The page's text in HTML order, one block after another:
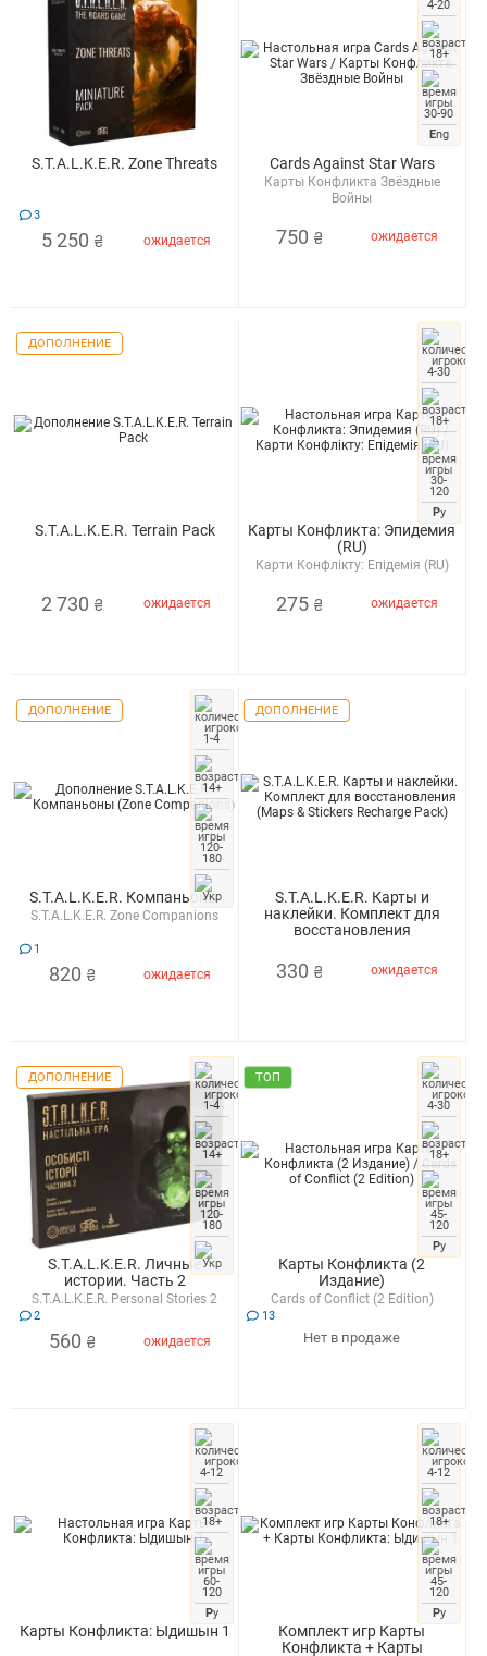
S.T.A.L.K.E.R. Zone Threats
3
5 250 ₴ ожидается
Cards Against Star Wars
Карты Конфликта Звёздные
Войны
4-20
18+
30-90
Eng
750 ₴ ожидается
S.T.A.L.K.E.R. Terrain Pack
ДОПОЛНЕНИЕ
2 730 ₴ ожидается
Карты Конфликта: Эпидемия
(RU)
Карти Конфлікту: Епідемія (RU)
4-30
18+
30-
120
Ру
275 ₴ ожидается
S.T.A.L.K.E.R. Компаньоны
S.T.A.L.K.E.R. Zone Companions
1-4
14+
120-
180
ДОПОЛНЕНИЕ
1
820 ₴ ожидается
S.T.A.L.K.E.R. Карты и
наклейки. Комплект для
восстановления
Recharge Pack
ДОПОЛНЕНИЕ
330 ₴ ожидается
S.T.A.L.K.E.R. Личные
истории. Часть 2
S.T.A.L.K.E.R. Personal Stories 2
1-4
14+
120-
180
ДОПОЛНЕНИЕ
2
560 ₴ ожидается
Карты Конфликта (2
Издание)
Cards of Сonflict (2 Edition)
4-30
18+
45-
120
Ру
ТОП
13
Нет в продаже
Карты Конфликта: Ыдишын 1
4-12
18+
60-
120
Ру
Комплект игр Карты
Конфликта + Карты
4-12
18+
45-
120
Ру